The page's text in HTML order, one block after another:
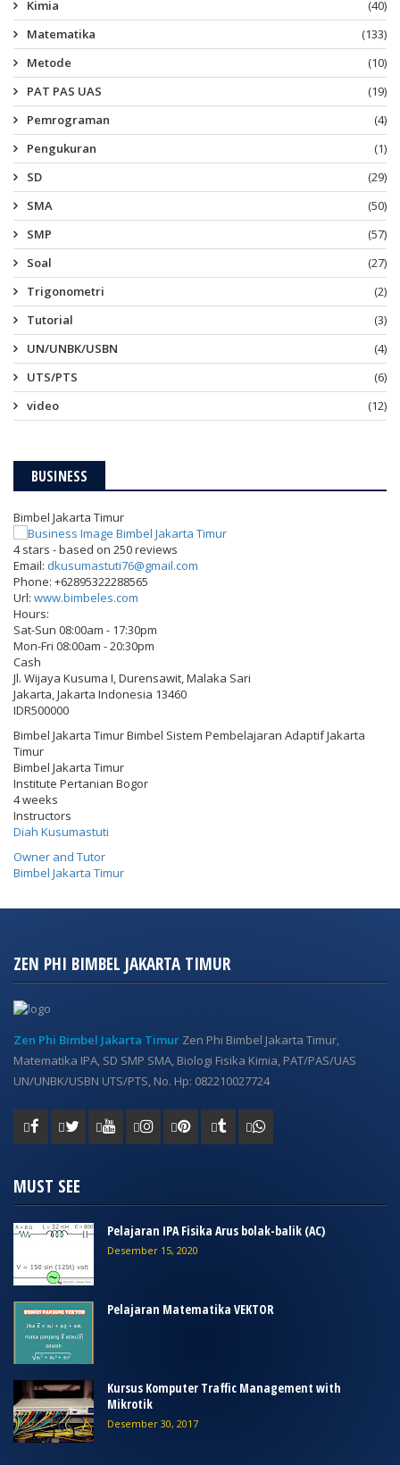
Kimia
(40)
Matematika
(133)
Metode
(10)
PAT PAS UAS
(19)
Pemrograman
(4)
Pengukuran
(1)
SD
(29)
SMA
(50)
SMP
(57)
Soal
(27)
Trigonometri
(2)
Tutorial
(3)
UN/UNBK/USBN
(4)
UTS/PTS
(6)
video
(12)
BUSINESS
Bimbel Jakarta Timur
4stars - based on 250reviews
Email: dkusumastuti76@gmail.com
Phone: +62895322288565
Url: www.bimbeles.com
Hours:
Sat-Sun 08:00am - 17:30pm
Mon-Fri 08:00am - 20:30pm
Cash
Jl. Wijaya Kusuma I, Durensawit, Malaka Sari
Jakarta,Jakarta Indonesia 13460
IDR500000
Bimbel Jakarta Timur Bimbel Sistem Pembelajaran Adaptif Jakarta
Timur
Bimbel Jakarta Timur
Institute Pertanian Bogor
4 weeks
Instructors
Diah Kusumastuti
Owner and Tutor
Bimbel Jakarta Timur
ZEN PHI BIMBEL JAKARTA TIMUR
Zen Phi Bimbel Jakarta Timur Zen Phi Bimbel Jakarta Timur,
Matematika IPA, SD SMP SMA, Biologi Fisika Kimia, PAT/PAS/UAS
UN/UNBK/USBN UTS/PTS, No. Hp: 082210027724
MUST SEE
Pelajaran IPA Fisika Arus bolak-balik (AC)
Desember 15, 2020
Pelajaran Matematika VEKTOR
Kursus Komputer Traffic Management with
Mikrotik
Desember 30, 2017